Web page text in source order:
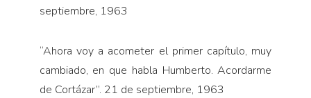
septiembre, 1963
“Ahora voy a acometer el primer capítulo, muy
cam­biado, en que habla Humberto. Acordarme
de Cortá­zar”. 21 de septiembre, 1963